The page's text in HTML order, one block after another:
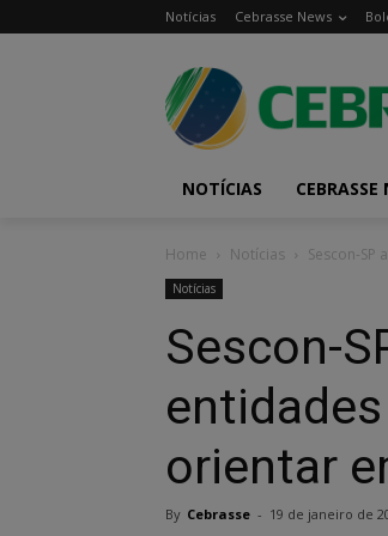
Notícias Cebrasse News
NOTÍCIAS CEBRASSE
Home Notícias Sescon-
Notícias
Sescon-
orientar
By Cebrasse - 19 de janeiro de